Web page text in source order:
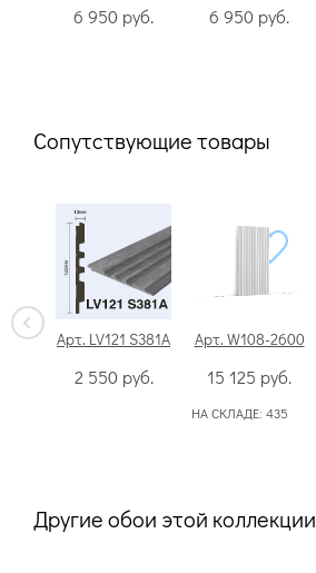
6 950 руб. 6 950 руб.
Сопутствующие товары
Арт. LV121 S381A
2 550 руб.
Арт. W108-2600
15 125 руб.
НА СКЛАДЕ: 435
Другие обои этой коллекции